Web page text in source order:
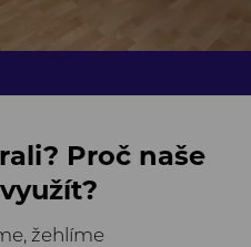
Proč naše
žehlíme